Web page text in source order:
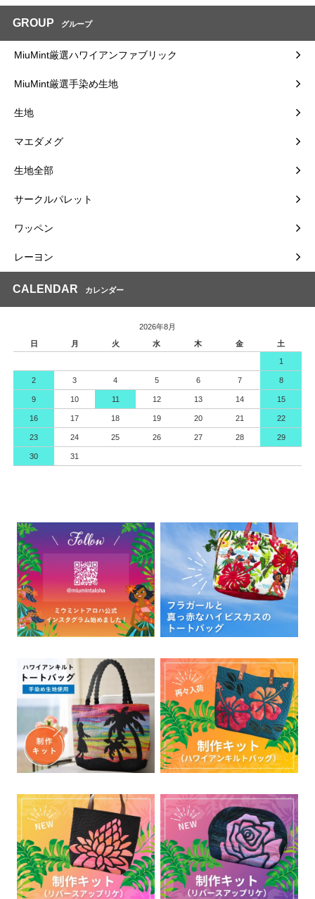
GROUP グループ
MiuMint厳選ハワイアンファブリック
MiuMint厳選手染め生地
生地
マエダメグ
生地全部
サークルパレット
ワッペン
レーヨン
CALENDAR カレンダー
2026年8月
日
月 火 水 木 金 土
1
2 3 4 5 6 7 8
9 10 11 12 13 14 15
16 17 18 19 20 21 22
23 24 25 26 27 28 29
30 31